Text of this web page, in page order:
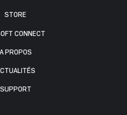
STORE
CONNECT
A PROPOS
SUPPORT